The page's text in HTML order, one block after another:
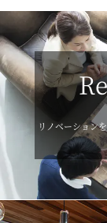
リノベーション